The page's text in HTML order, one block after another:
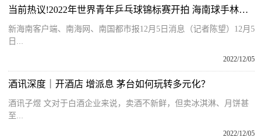
当前热议!2022年世界青年乒乓球锦标赛开拍 海南球手林诗栋所在U19中国队进入男团4强
新海南客户端、南海网、南国都市报12月5日消息（记者陈望）12月5
日...
2022/12/05
酒讯深度｜开酒店 增派息 茅台如何玩转多元化？
酒讯子煜 文对于白酒企业来说，卖酒不新鲜，但卖冰淇淋、月饼甚
至...
2022/12/05